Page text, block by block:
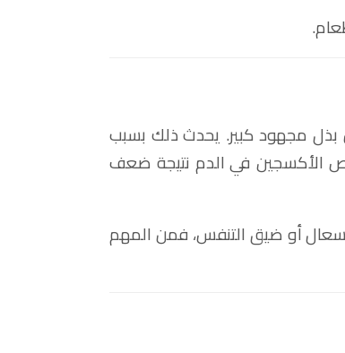
مجهود كبير. يحدث ذلك بسبب
الأكسجين في الدم نتيجة ضعف
أو ضيق التنفس، فمن المهم